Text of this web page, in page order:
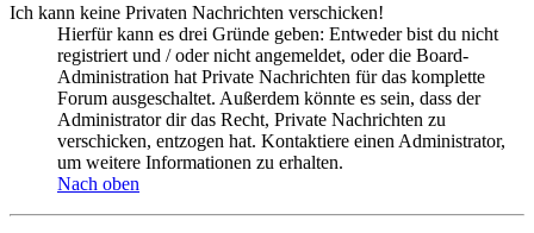
Ich kann keine Privaten Nachrichten verschicken!
Hierfür kann es drei Gründe geben: Entweder bist du nicht
registriert und / oder nicht angemeldet, oder die Board-
Administration hat Private Nachrichten für das komplette
Forum ausgeschaltet. Außerdem könnte es sein, dass der
Administrator dir das Recht, Private Nachrichten zu
verschicken, entzogen hat. Kontaktiere einen Administrator,
um weitere Informationen zu erhalten.
Nach oben